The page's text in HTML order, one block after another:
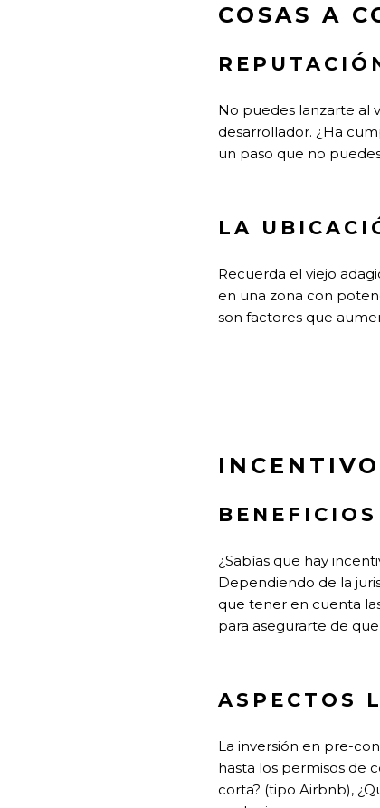
COSAS A
No puedes lanzarte al
desarrollador. ¿Ha
un paso que no
LA
Recuerda el viejo
en una zona con
son factores que
¿Sabías que hay
Dependiendo de la
que tener en cuenta
para asegurarte de
ASPECTOS
La inversión en pre-
hasta los permisos de
corta? (tipo Airbnb),